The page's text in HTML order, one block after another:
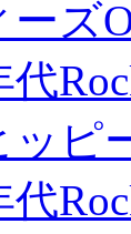
ーズ
代
ッピ
代